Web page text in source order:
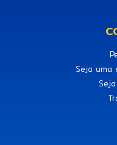
Seja uma